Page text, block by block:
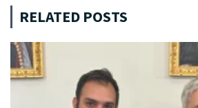
RELATED POSTS